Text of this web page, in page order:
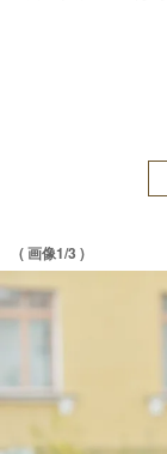
( 画像1/3 )